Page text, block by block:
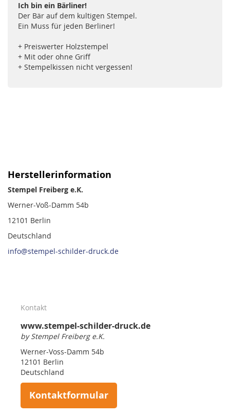
Ich bin ein Bärliner!
Der Bär auf dem kultigen Stempel.
Ein Muss für jeden Berliner!
+ Preiswerter Holzstempel
+ Mit oder ohne Griff
+ Stempelkissen nicht vergessen!
Herstellerinformation
Stempel Freiberg e.K.
Werner-Voß-Damm 54b
12101 Berlin
Deutschland
info@stempel-schilder-druck.de
Kontakt
www.stempel-schilder-druck.de
by Stempel Freiberg e.K.
Werner-Voss-Damm 54b
12101 Berlin
Deutschland
Kontaktformular